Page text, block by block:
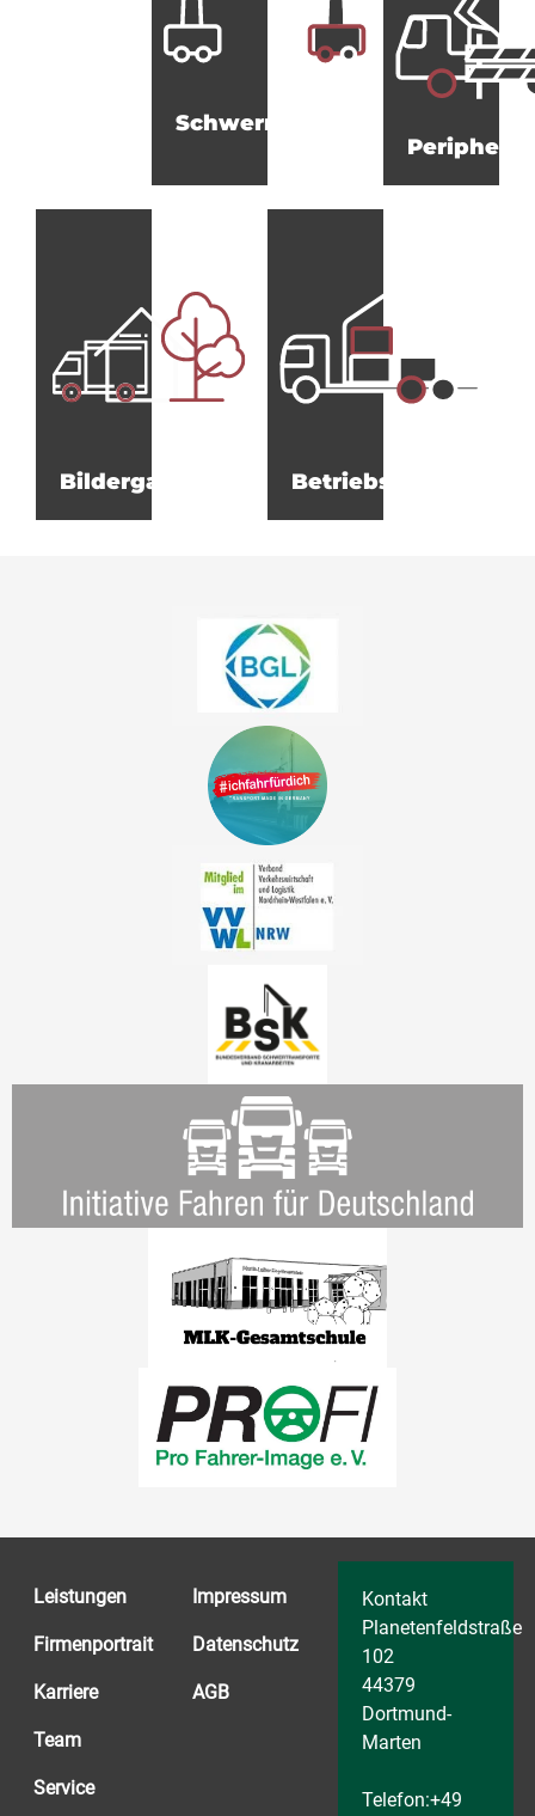
Schwermontagen
Bildergalerie Betriebsumzüge
Leistungen
Firmenportrait
Karriere
Team
Service
Impressum
Datenschutz
AGB
Kontakt
Planetenfeldstraße
102
44379
Dortmund-
Marten
Telefon:+49